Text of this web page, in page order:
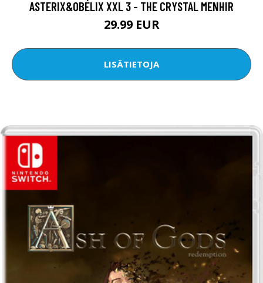
ASTERIX&OBÉLIX XXL 3 - THE CRYSTAL MENHIR
29.99 EUR
LISÄTIETOJA